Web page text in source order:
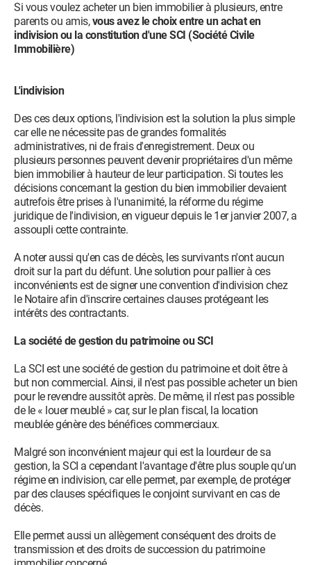
Si vous voulez acheter un bien immobilier à plusieurs, entre
parents ou amis,vous avez le choix entre un achat en
indivision ou la constitution d'une SCI (Société Civile
Immobilière)
L'indivision
Des ces deux options, l'indivision est la solution la plus simple
car elle ne nécessite pas de grandes formalités
administratives, ni de frais d'enregistrement. Deux ou
plusieurs personnes peuvent devenir propriétaires d'un même
bien immobilier à hauteur de leur participation. Si toutes les
décisions concernant la gestion du bien immobilier devaient
autrefois être prises à l'unanimité, la réforme du régime
juridique de l'indivision, en vigueur depuis le 1er janvier 2007, a
assoupli cette contrainte.
A noter aussi qu'en cas de décès, les survivants n'ont aucun
droit sur la part du défunt. Une solution pour pallier à ces
inconvénients est de signer une convention d'indivision chez
le Notaire afin d'inscrire certaines clauses protégeant les
intérêts des contractants.
La société de gestion du patrimoine ou SCI
La SCI est une société de gestion du patrimoine et doit être à
but non commercial. Ainsi, il n'est pas possible acheter un bien
pour le revendre aussitôt après. De même, il n'est pas possible
de le « louer meublé » car, sur le plan fiscal, la location
meublée génère des bénéfices commerciaux.
Malgré son inconvénient majeur qui est la lourdeur de sa
gestion, la SCI a cependant l'avantage d'être plus souple qu'un
régime en indivision, car elle permet, par exemple, de protéger
par des clauses spécifiques le conjoint survivant en cas de
décès.
Elle permet aussi un allègement conséquent des droits de
transmission et des droits de succession du patrimoine